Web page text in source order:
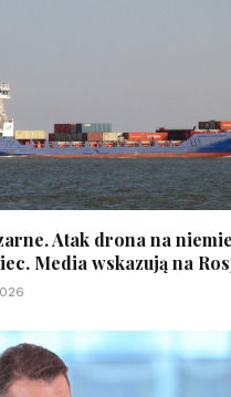
Atak drona na
Media wskazują na